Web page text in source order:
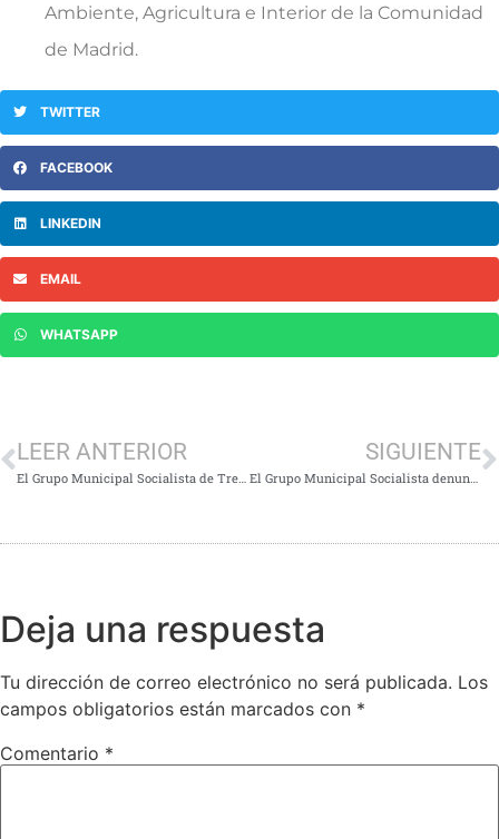
Ambiente, Agricultura e Interior de la Comunidad
de Madrid.
TWITTER
FACEBOOK
LINKEDIN
EMAIL
WHATSAPP
LEER ANTERIOR SIGUIENTE
Deja una respuesta
Tu dirección de correo electrónico no será publicada. Los
campos obligatorios están marcados con *
Comentario *